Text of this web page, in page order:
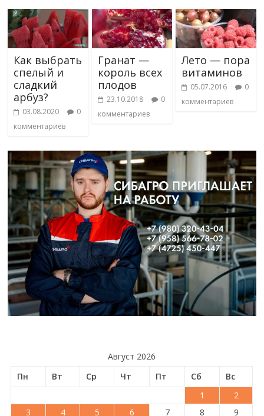
Как выбрать
спелый и
сладкий
арбуз?
03.08.2020
0
комментариев
Гранат —
король всех
плодов
23.10.2018
0
комментариев
Лето — пора
витаминов
05.07.2016
0
комментариев
Август 2026
Пн
Вт Ср Чт Пт Сб
Вс
1
2
3
4 5 6 7 8
9